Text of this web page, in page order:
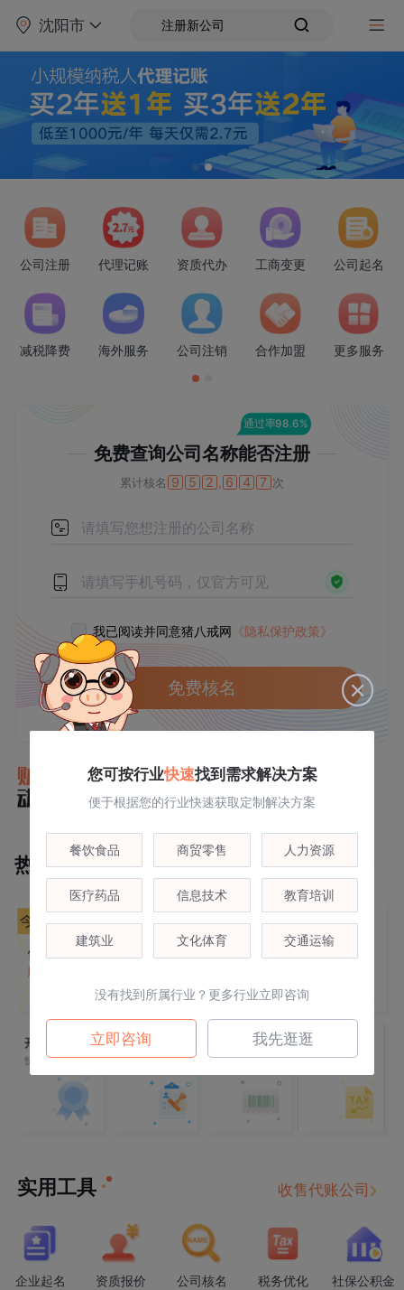
沈阳市 八戒财税官网
公司注册 代理记账 资质代办 工商变更 公司起名
减税降费 海外服务 公司注销 合作加盟 更多服务
免费查询公司名称能否注册
通过率98.6%
累计核名 9 5 2 6 4 7 次
我已阅读并同意猪八戒网 《隐私保护政策》
免费核名
[百科]建筑施工资质能否单独转让？
未来发展！
[资讯]注册物流公司需要什么条件？
热销专区 更多
实用工具 收售代账公司
企业起名 资质报价 公司核名 税务优化 社保公积金
您可按行业快速找到需求解决方案
便于根据您的行业快速获取定制解决方案
餐饮食品 商贸零售 人力资源
医疗药品 信息技术 教育培训
建筑业 文化体育 交通运输
没有找到所属行业？更多行业立即咨询
立即咨询 我先逛逛